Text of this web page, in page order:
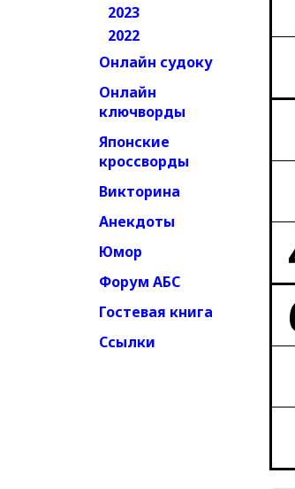
2023
2022
Онлайн судоку
Онлайн
ключворды
Японские
кроссворды
Викторина
Анекдоты
Юмор
Форум АБС
Гостевая книга
Ссылки